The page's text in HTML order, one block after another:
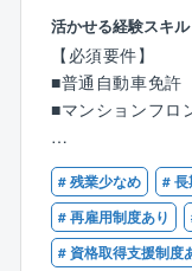
る環境です〉
「管理業務主任
増額されます。
専門の外部講師
演習、講座、模
また、在籍社員
入社後は先輩社
でご安心くださ
実行していただき
※フロント職のご
待ちしております
【業務の詳細に
〇理事会／総会
〇会場手配、資
事録案の作成
〇管理状況の報
〇事務手続き、
活かせる経験スキル
【必須要件】
■普通自動車免許
■マンションフロ
【歓迎要件】
■管理業務主任者
■宅地建物取引士
# 残業少なめ # 長
# 再雇用制度あり
# 資格取得支援制度